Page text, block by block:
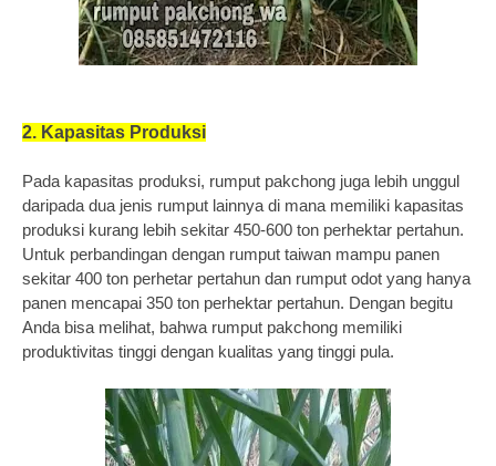
2. Kapasitas Produksi
Pada kapasitas produksi, rumput pakchong juga lebih unggul
daripada dua jenis rumput lainnya di mana memiliki kapasitas
produksi kurang lebih sekitar 450-600 ton perhektar pertahun.
Untuk perbandingan dengan rumput taiwan mampu panen
sekitar 400 ton perhetar pertahun dan rumput odot yang hanya
panen mencapai 350 ton perhektar pertahun. Dengan begitu
Anda bisa melihat, bahwa rumput pakchong memiliki
produktivitas tinggi dengan kualitas yang tinggi pula.